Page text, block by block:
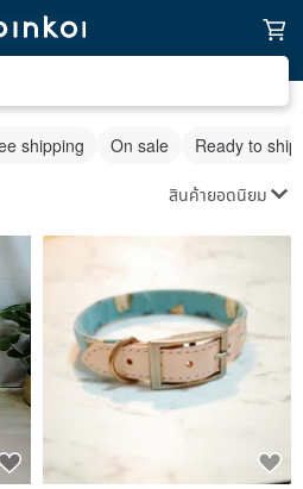
shipping On sale Ready to ship
สินค้ายอดนิยม